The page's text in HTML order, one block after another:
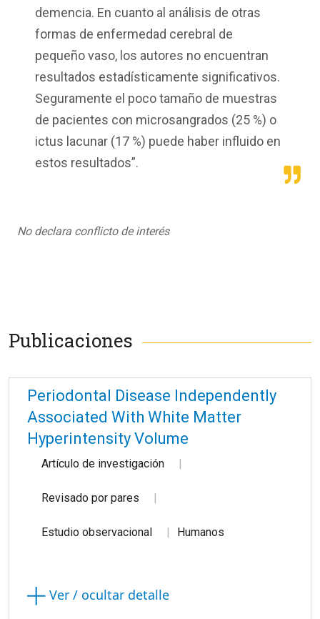
demencia. En cuanto al análisis de otras
formas de enfermedad cerebral de
pequeño vaso, los autores no encuentran
resultados estadísticamente significativos.
Seguramente el poco tamaño de muestras
de pacientes con microsangrados (25 %) o
ictus lacunar (17 %) puede haber influido en
estos resultados”.
No declara conflicto de interés
Publicaciones
Periodontal Disease Independently
Associated With White Matter
Hyperintensity Volume
Artículo de investigación
Revisado por pares
Estudio observacional Humanos
Ver / ocultar detalle